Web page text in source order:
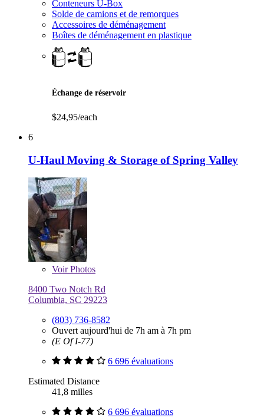
Conteneurs U-Box
Solde de camions et de remorques
Accessoires de déménagement
Boîtes de déménagement en plastique
Échange de réservoir
$24,95/each
6
U-Haul Moving & Storage of Spring Valley
VoirPhotos
8400 Two Notch Rd
Columbia, SC 29223
(803) 736-8582
Ouvert aujourd'hui de 7h am à 7h pm
(E Of I-77)
6 696 évaluations
Estimated Distance
41,8 milles
6 696 évaluations